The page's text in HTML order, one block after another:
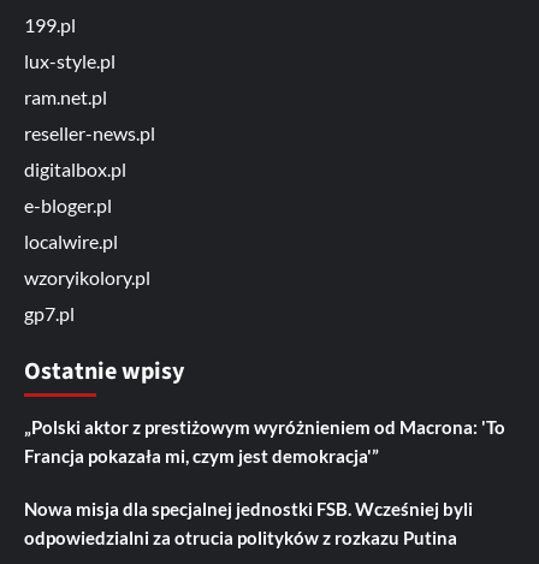
199.pl
lux-style.pl
ram.net.pl
reseller-news.pl
digitalbox.pl
e-bloger.pl
localwire.pl
wzoryikolory.pl
gp7.pl
Ostatnie wpisy
„Polski aktor z prestiżowym wyróżnieniem od Macrona: 'To
Francja pokazała mi, czym jest demokracja'”
Nowa misja dla specjalnej jednostki FSB. Wcześniej byli
odpowiedzialni za otrucia polityków z rozkazu Putina